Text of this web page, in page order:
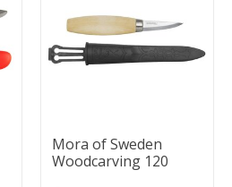
Mora of Sweden
Woodcarving 120